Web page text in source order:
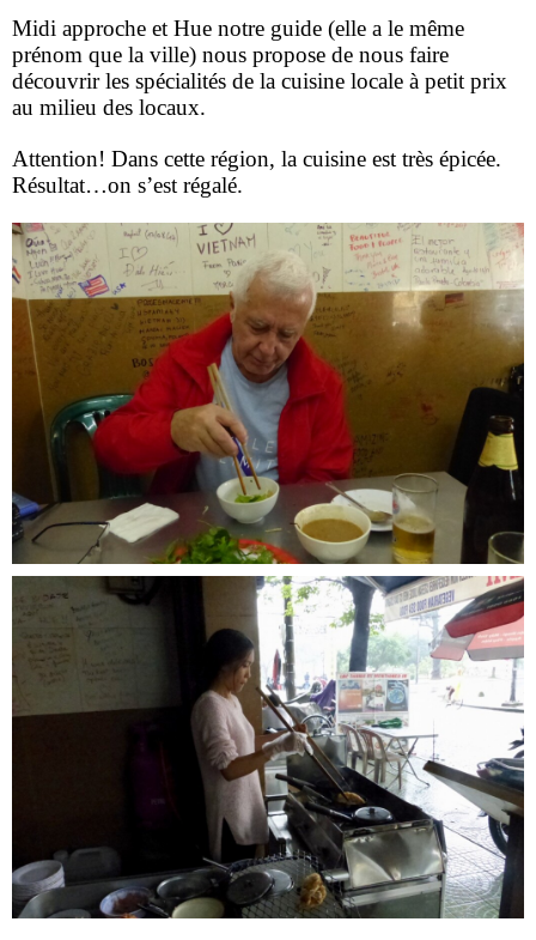
Midi approche et Hue notre guide (elle a le même
prénom que la ville) nous propose de nous faire
découvrir les spécialités de la cuisine locale à petit prix
au milieu des locaux.
Attention! Dans cette région, la cuisine est très épicée.
Résultat…on s’est régalé.